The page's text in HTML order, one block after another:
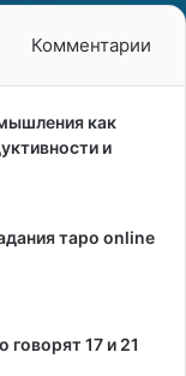
й
щ
Комментарии
как
и
таро online
говорят 17 и 21